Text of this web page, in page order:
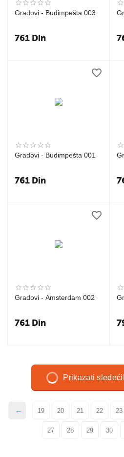
Gradovi - Budimpešta 003
761 Din
Gradovi - Budimpešta 001
761 Din
Gradovi - Amsterdam 002
761 Din
Prikazati
19 20 21 22 23
27 28 29 30